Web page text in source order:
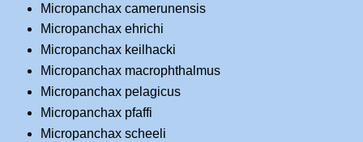
Micropanchax camerunensis
Micropanchax ehrichi
Micropanchax keilhacki
Micropanchax macrophthalmus
Micropanchax pelagicus
Micropanchax pfaffi
Micropanchax scheeli